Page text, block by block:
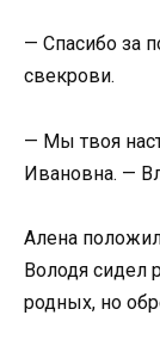
— Спасибо за
свекрови.
— Мы твоя
Ивановна. —
Алена
Володя сидел
родных, но